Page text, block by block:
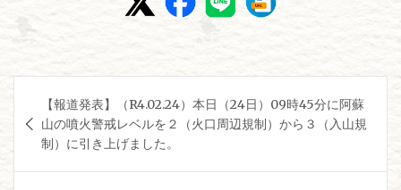
投
稿
ナ
ビ
【報道発表】（R4.02.24）本日（24日）09時45分に阿蘇
山の噴火警戒レベルを２（火口周辺規制）から３（入山規
制）に引き上げました。